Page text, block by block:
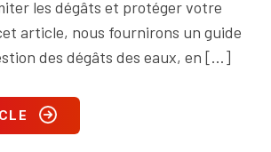
les dégâts et protéger votre
article, nous fournirons un guide
des dégâts des eaux, en […]